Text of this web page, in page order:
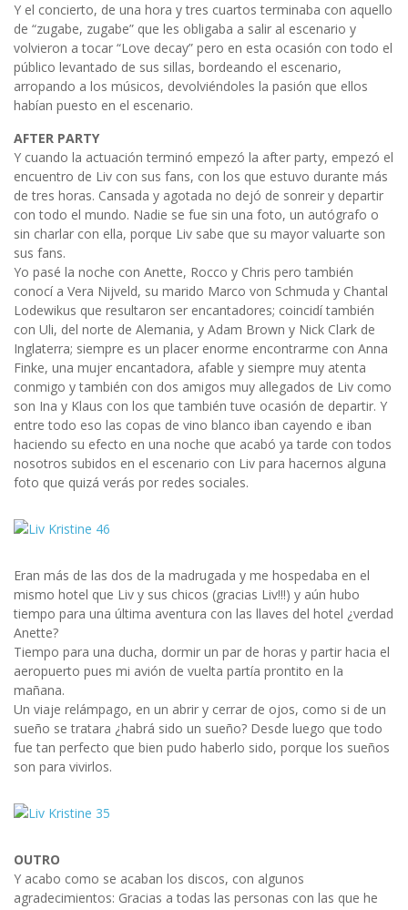
Y el concierto, de una hora y tres cuartos terminaba con aquello
de “zugabe, zugabe” que les obligaba a salir al escenario y
volvieron a tocar “Love decay” pero en esta ocasión con todo el
público levantado de sus sillas, bordeando el escenario,
arropando a los músicos, devolviéndoles la pasión que ellos
habían puesto en el escenario.
AFTER PARTY
Y cuando la actuación terminó empezó la after party, empezó el
encuentro de Liv con sus fans, con los que estuvo durante más
de tres horas. Cansada y agotada no dejó de sonreir y departir
con todo el mundo. Nadie se fue sin una foto, un autógrafo o
sin charlar con ella, porque Liv sabe que su mayor valuarte son
sus fans.
Yo pasé la noche con Anette, Rocco y Chris pero también
conocí a Vera Nijveld, su marido Marco von Schmuda y Chantal
Lodewikus que resultaron ser encantadores; coincidí también
con Uli, del norte de Alemania, y Adam Brown y Nick Clark de
Inglaterra; siempre es un placer enorme encontrarme con Anna
Finke, una mujer encantadora, afable y siempre muy atenta
conmigo y también con dos amigos muy allegados de Liv como
son Ina y Klaus con los que también tuve ocasión de departir. Y
entre todo eso las copas de vino blanco iban cayendo e iban
haciendo su efecto en una noche que acabó ya tarde con todos
nosotros subidos en el escenario con Liv para hacernos alguna
foto que quizá verás por redes sociales.
Eran más de las dos de la madrugada y me hospedaba en el
mismo hotel que Liv y sus chicos (gracias Liv!!!) y aún hubo
tiempo para una última aventura con las llaves del hotel ¿verdad
Anette?
Tiempo para una ducha, dormir un par de horas y partir hacia el
aeropuerto pues mi avión de vuelta partía prontito en la
mañana.
Un viaje relámpago, en un abrir y cerrar de ojos, como si de un
sueño se tratara ¿habrá sido un sueño? Desde luego que todo
fue tan perfecto que bien pudo haberlo sido, porque los sueños
son para vivirlos.
OUTRO
Y acabo como se acaban los discos, con algunos
agradecimientos: Gracias a todas las personas con las que he